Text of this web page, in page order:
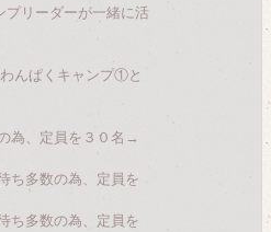
プリーダーが一緒に活
んぱくキャンプ①と
為、定員を３０名→
多数の為、定員を
多数の為、定員を